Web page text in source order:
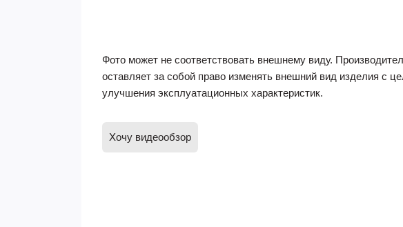
Фото может не соответствовать внешнему виду.
оставляет за собой право изменять внешний вид изделия с
улучшения эксплуатационных характеристик.
Хочу видеообзор